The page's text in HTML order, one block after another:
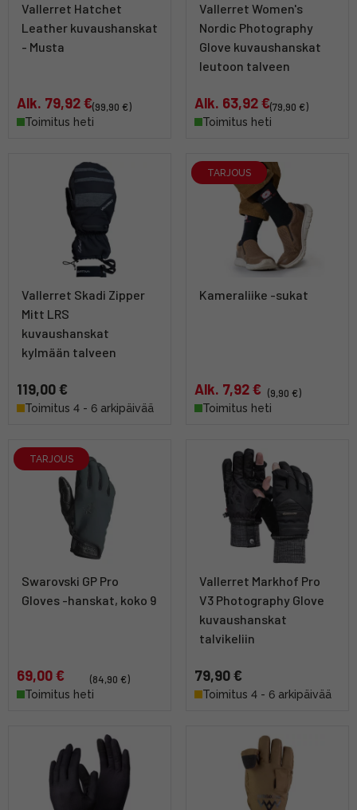
Vallerret Hatchet
Leather kuvaushanskat
- Musta
Alk. 79,92 €(99,90 €)
Toimitus heti
Vallerret Women's
Nordic Photography
Glove kuvaushanskat
leutoon talveen
Alk. 63,92 €(79,90 €)
Toimitus heti
Vallerret Skadi Zipper
Mitt LRS
kuvaushanskat
kylmään talveen
119,00 €
Toimitus 4 - 6 arkipäivää
TARJOUS
Kameraliike -sukat
Alk. 7,92 € (9,90 €)
Toimitus heti
TARJOUS
Swarovski GP Pro
Gloves -hanskat, koko 9
69,00 €
(84,90 €)
Toimitus heti
Vallerret Markhof Pro
V3 Photography Glove
kuvaushanskat
talvikeliin
79,90 €
Toimitus 4 - 6 arkipäivää